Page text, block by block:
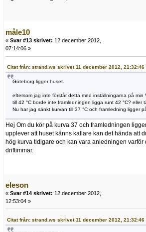
måle10
« Svar #13 skrivet: 12 december 2012,
07:14:06 »
Citat från: strand.ws skrivet 11 december 2012, 21:32:46
Göteborg ligger huset.
eftersom jag inte förstår detta med inställningarna på min
till 42 °C borde inte framledningen ligga runt 42 °C? eller
Nu har jag sänkt kurvan till 37 °C och framledning ligger
Hej Om du kör på kurva 37 och framledningen
upplever att huset känns kallare kan det hända att
hög kurva tidigare och kan vara anledningen varför
driftimmar.
eleson
« Svar #14 skrivet: 12 december 2012,
12:53:04 »
Citat från: strand.ws skrivet 11 december 2012, 21:32:46